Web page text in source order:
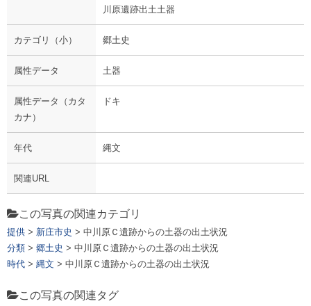
川原遺跡出土土器
カテゴリ（小） 郷土史
属性データ 土器
属性データ（カタ
カナ）
ドキ
年代 縄文
関連URL
この写真の関連カテゴリ
提供 > 新庄市史 > 中川原Ｃ遺跡からの土器の出土状況
分類 > 郷土史 > 中川原Ｃ遺跡からの土器の出土状況
時代 > 縄文 > 中川原Ｃ遺跡からの土器の出土状況
この写真の関連タグ